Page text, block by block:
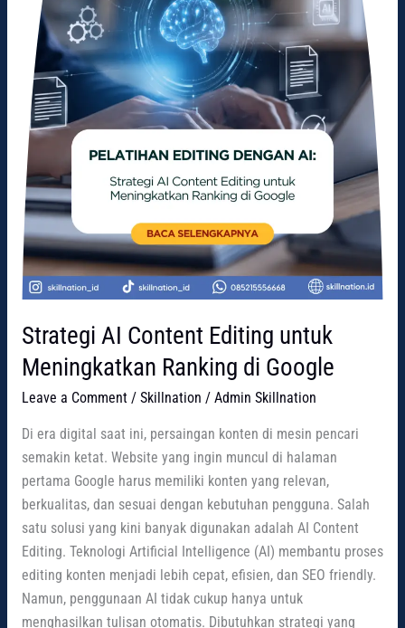
Strategi AI Content Editing untuk
Meningkatkan Ranking di Google
Leave a Comment / Skillnation / Admin Skillnation
Di era digital saat ini, persaingan konten di mesin pencari
semakin ketat. Website yang ingin muncul di halaman
pertama Google harus memiliki konten yang relevan,
berkualitas, dan sesuai dengan kebutuhan pengguna. Salah
satu solusi yang kini banyak digunakan adalah AI Content
Editing. Teknologi Artificial Intelligence (AI) membantu proses
editing konten menjadi lebih cepat, efisien, dan SEO friendly.
Namun, penggunaan AI tidak cukup hanya untuk
menghasilkan tulisan otomatis. Dibutuhkan strategi yang
Google